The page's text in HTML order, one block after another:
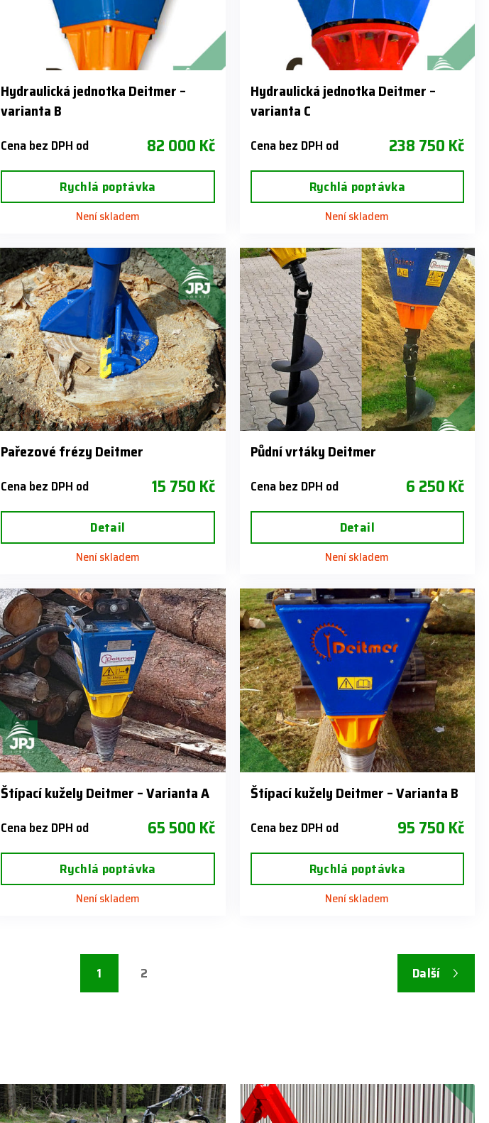
Hydraulická jednotka Deitmer –
varianta B
Cena bez DPH od 82 000 Kč
Rychlá poptávka
Není skladem
Hydraulická jednotka Deitmer –
varianta C
Cena bez DPH od 238 750 Kč
Rychlá poptávka
Není skladem
Pařezové frézy Deitmer
Cena bez DPH od 15 750 Kč
Detail
Není skladem
Půdní vrtáky Deitmer
Cena bez DPH od 6 250 Kč
Detail
Není skladem
Štípací kužely Deitmer – Varianta A
Cena bez DPH od 65 500 Kč
Rychlá poptávka
Není skladem
Štípací kužely Deitmer – Varianta B
Cena bez DPH od 95 750 Kč
Rychlá poptávka
Není skladem
1 2 Další